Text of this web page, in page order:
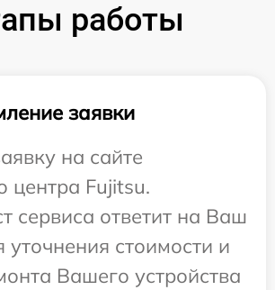
работы
заявки
на сайте
центра Fujitsu.
сервиса ответит на Ваш
уточнения стоимости и
Вашего устройства